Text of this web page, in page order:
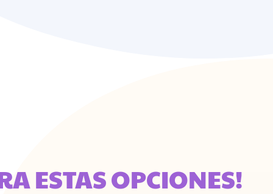
ESTAS OPCIONES!